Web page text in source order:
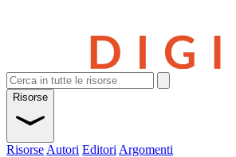
Risorse
Risorse Autori Editori Argomenti